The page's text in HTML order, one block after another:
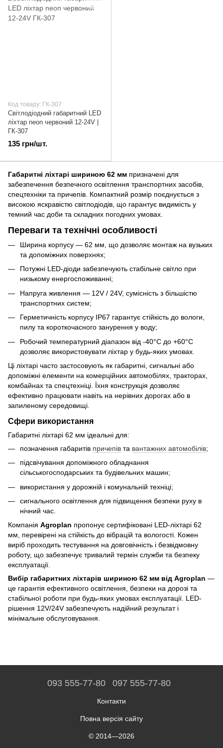
Код товару: ГК-307
Світлодіодний габаритний LED
ліхтар neon червоний 12-24V |
ГК-307
135 грн/шт.
Габаритні ліхтарі шириною 62 мм призначені для
забезпечення безпечного освітлення транспортних засобів,
спецтехніки та причепів. Компактний розмір поєднується з
високою яскравістю світлодіодів, що гарантує видимість у
темний час доби та складних погодних умовах.
Переваги та технічні особливості
Ширина корпусу — 62 мм, що дозволяє монтаж на вузьких
та допоміжних поверхнях;
Потужні LED-діоди забезпечують стабільне світло при
низькому енергоспоживанні;
Напруга живлення — 12V / 24V, сумісність з більшістю
транспортних систем;
Герметичність корпусу IP67 гарантує стійкість до вологи,
пилу та короткочасного занурення у воду;
Робочий температурний діапазон від -40°C до +60°C
дозволяє використовувати ліхтар у будь-яких умовах.
Ці ліхтарі часто застосовують як габаритні, сигнальні або
допоміжні елементи на комерційних автомобілях, тракторах,
комбайнах та спецтехніці. Їхня конструкція дозволяє
ефективно працювати навіть на нерівних дорогах або в
запиленому середовищі.
Сфери використання
Габаритні ліхтарі 62 мм ідеальні для:
позначення габаритів причепів та вантажних автомобілів;
підсвічування допоміжного обладнання
сільськогосподарських та будівельних машин;
використання у дорожній і комунальній техніці;
сигнального освітлення для підвищення безпеки руху в
нічний час.
Компанія Agroplan пропонує сертифіковані LED-ліхтарі 62
мм, перевірені на стійкість до вібрацій та вологості. Кожен
виріб проходить тестування на довговічність і безвідмовну
роботу, що забезпечує тривалий термін служби та безпеку
експлуатації.
Вибір габаритних ліхтарів шириною 62 мм від Agroplan —
це гарантія ефективного освітлення, безпеки на дорозі та
стабільної роботи при будь-яких умовах експлуатації. LED-
рішення 12V/24V забезпечують надійний результат і
мінімальне обслуговування.
093 555-77-80 097 555-77-80
Контакти
Повна версія сайту
© 2014—2026